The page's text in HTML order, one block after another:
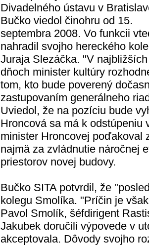
Divadelného ústavu v
Bučko viedol činohru od 15.
septembra 2008. Vo funkcii
nahradil svojho hereckého
Juraja Slezáčka. "V najbližších
dňoch minister kultúry
tom, kto bude poverený
zastupovaním generálneho
Uviedol, že na pozíciu bude
Hroncová sa má k
minister Hroncovej poďakoval
najmä za zvládnutie náročnej
priestorov novej budovy.
Bučko SITA potvrdil, že
kolegu Smolíka. "Príčin je
Pavol Smolík, šéfdirigent
Jakubek doručili výpovede v
akceptovala. Dôvody svojho